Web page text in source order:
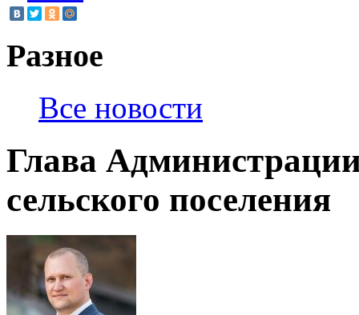
Разное
Все новости
Глава
сельского поселения